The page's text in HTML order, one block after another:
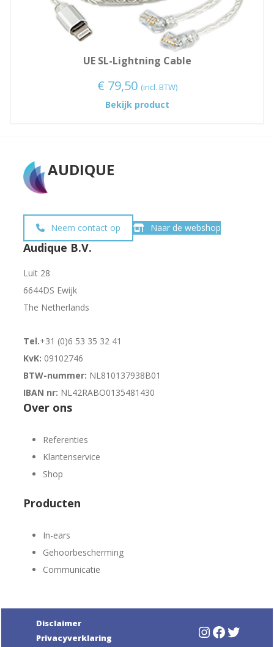
UE SL-Lightning Cable
€ 79,50 (incl. BTW)
Bekijk product:
AUDIQUE
Neem contact op Naar de webshop
Audique B.V.
Luit 28
6644DS Ewijk
The Netherlands
Tel.+31 (0)6 53 35 32 41
KvK: 09102746
BTW-nummer: NL810137938B01
IBAN nr: NL42RABO0135481430
Over ons
Referenties
Klantenservice
Shop
Producten
In-ears
Gehoorbescherming
Communicatie
Disclaimer
Privacyverklaring
Instagram
Facebook